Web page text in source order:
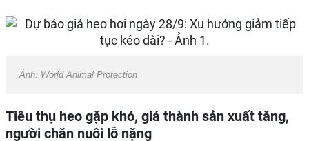
Ảnh: World Animal Protection
Tiêu thụ heo gặp khó, giá thành sản xuất tăng,
người chăn nuôi lỗ nặng